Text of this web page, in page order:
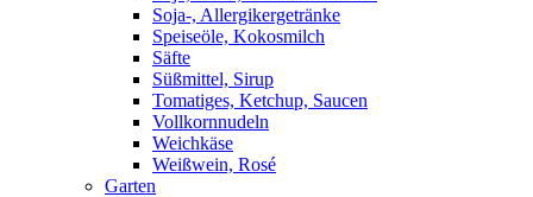
Soja-, Allergikergetränke
Speiseöle, Kokosmilch
Säfte
Süßmittel, Sirup
Tomatiges, Ketchup, Saucen
Vollkornnudeln
Weichkäse
Weißwein, Rosé
Garten